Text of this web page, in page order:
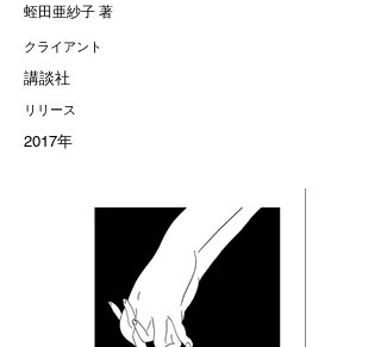
蛭田亜紗子 著
クライアント
講談社
リリース
2017年